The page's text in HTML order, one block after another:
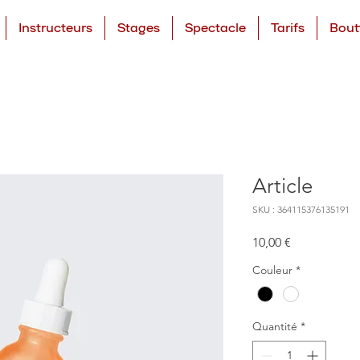
Instructeurs Stages Spectacle Tarifs
Article
SKU : 364115376135191
10,00 €
Couleur *
Quantité *